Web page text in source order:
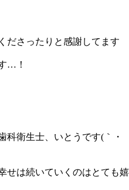
ださったりと感謝してます
…！
科衛生士、いとうです(｀・
せは続いていくのはとても嬉